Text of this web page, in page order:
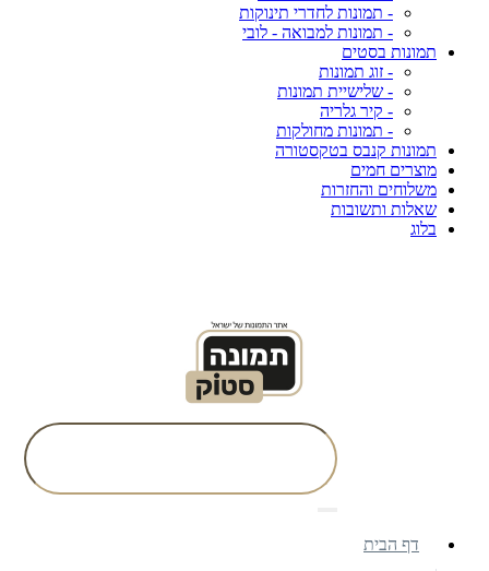
- תמונות לחדרי תינוקות
- תמונות למבואה - לובי
תמונות בסטים
- זוג תמונות
- שלישיית תמונות
- קיר גלריה
- תמונות מחולקות
תמונות קנבס בטקסטורה
מוצרים חמים
משלוחים והחזרות
שאלות ותשובות
בלוג
דף הבית